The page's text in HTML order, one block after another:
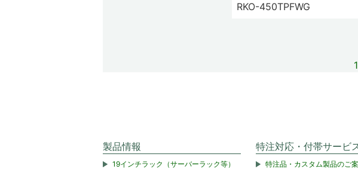
RKO-450TPFWG
1
製品情報
19インチラック（サーバーラック等）
特注対応・付帯サービ
特注品・カスタム製品のご